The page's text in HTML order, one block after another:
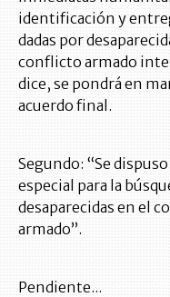
identificación y
dadas por
conflicto armado
dice, se pondrá en
acuerdo final.
Segundo: “Se
especial para la
desaparecidas en el
armado”.
Pendiente...